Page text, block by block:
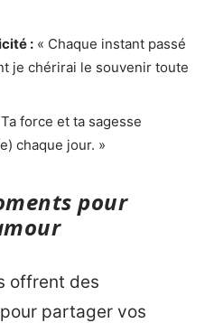
: « Chaque instant passé
je chérirai le souvenir toute
force et ta sagesse
chaque jour. »
pour
offrent des
partager vos